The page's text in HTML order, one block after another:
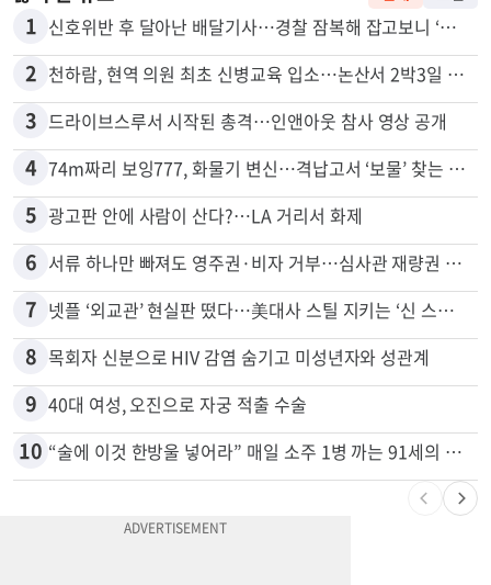
많이 본 뉴스
1 신호위반 후 달아난 배달기사…경찰 잠복해 잡고보니 ‘반전’
2
3 드라이브스루서 시작된 총격…인앤아웃 참사 영상 공개
4
5 광고판 안에 사람이 산다?…LA 거리서 화제
6 서류 하나만 빠져도 영주권·비자 거부…심사관 재량권 대폭 확대
7
8 목회자 신분으로 HIV 감염 숨기고 미성년자와 성관계
9 40대 여성, 오진으로 자궁 적출 수술
“술에 이것 한방울 넣어라” 매일 소주 1병 까는 91세의 철칙